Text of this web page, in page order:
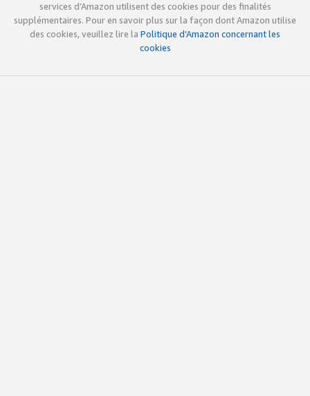
services d’Amazon utilisent des cookies pour des finalités
supplémentaires. Pour en savoir plus sur la façon dont Amazon utilise
des cookies, veuillez lire la Politique d’Amazon concernant les
cookies